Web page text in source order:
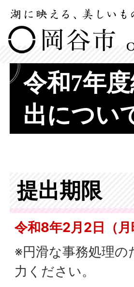
令和7年
出につい
提出期限
令和8年2月2日（
※円滑な事務処理の
力ください。